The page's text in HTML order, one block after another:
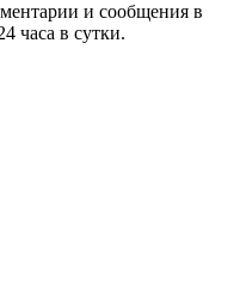
и сообщения в
часа в сутки.